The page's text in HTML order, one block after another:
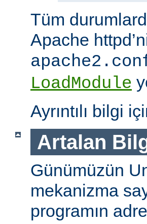
Tüm
Apache
LoadModule
Ayrıntılı bilgi
Artalan
Günümüzün
mekanizma
programın